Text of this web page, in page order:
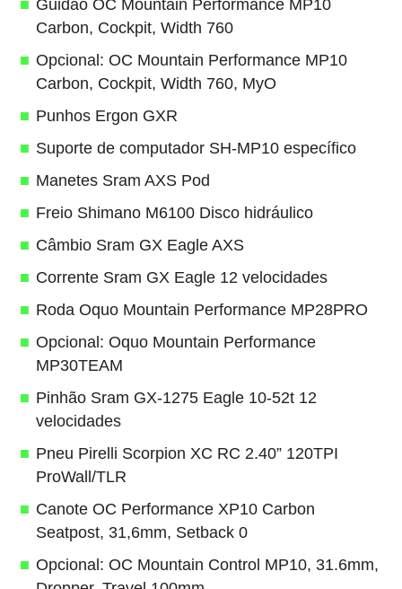
Guidão OC Mountain Performance MP10
Carbon, Cockpit, Width 760
Opcional: OC Mountain Performance MP10
Carbon, Cockpit, Width 760, MyO
Punhos Ergon GXR
Suporte de computador SH-MP10 específico
Manetes Sram AXS Pod
Freio Shimano M6100 Disco hidráulico
Câmbio Sram GX Eagle AXS
Corrente Sram GX Eagle 12 velocidades
Roda Oquo Mountain Performance MP28PRO
Opcional: Oquo Mountain Performance
MP30TEAM
Pinhão Sram GX-1275 Eagle 10-52t 12
velocidades
Pneu Pirelli Scorpion XC RC 2.40” 120TPI
ProWall/TLR
Canote OC Performance XP10 Carbon
Seatpost, 31,6mm, Setback 0
Opcional: OC Mountain Control MP10, 31.6mm,